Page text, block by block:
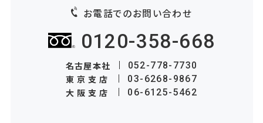
お電話でのお問い合わせ
0120-358-668
名古屋本社 052-778-7730
東京支店 03-6268-9867
大阪支店 06-6125-5462